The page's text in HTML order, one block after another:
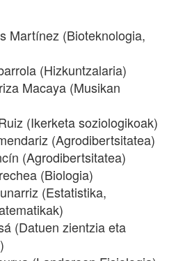
Martínez (Bioteknologia,
(Hizkuntzalaria)
Macaya (Musikan
(Ikerketa soziologikoak)
(Agrodibertsitatea)
(Agrodibertsitatea)
(Biologia)
(Estatistika,
(Datuen zientzia eta